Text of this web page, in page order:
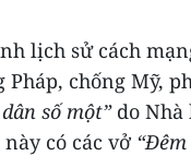
lịch sử cách
chống Mỹ,
số một”do Nhà
có các vở